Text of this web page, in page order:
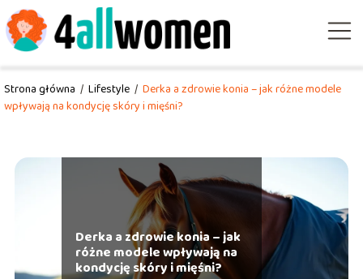
Strona główna / Lifestyle / Derka a zdrowie konia – jak różne modele
wpływają na kondycję skóry i mięśni?
Derka a zdrowie konia – jak
różne modele wpływają na
kondycję skóry i mięśni?